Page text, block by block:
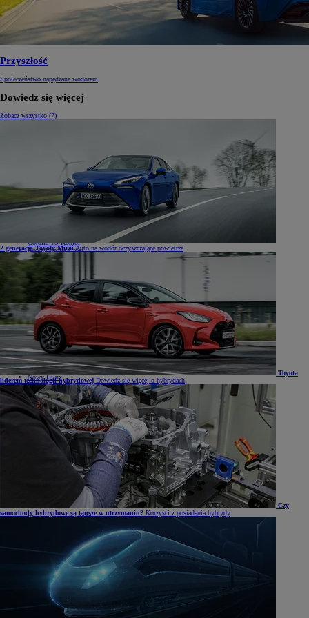
Przyszłość
Społeczeństwo napędzane wodorem
Dowiedz się więcej
Zobacz wszystko (7)
2 generacja Toyoty MiraiAuto na wodór oczyszczające powietrze
Toyota
liderem technologii hybrydowej Dowiedz się więcej o hybrydach
Czy
samochody hybrydowe są tańsze w utrzymaniu? Korzyści z posiadania hybrydy
Samochody osobowe
Nowe Aygo X
Yaris
GR Yaris
Yaris Cross
Nowy Yaris Cross
Corolla TS Kombi
Nowa Corolla Cross
Toyota C-HR
Toyota C-HR Plug-in
Nowa Toyota C-HR+
Nowa Toyota bZ4X
Nowa Toyota bZ4X Touring
Prius
Mirai
Nowy RAV4
Land Cruiser
Nowy GR GT
Samochody dostawcze
Hilux
Nowy Hilux
Nowy Hilux Electric
PROACE Max
PROACE
PROACE Verso
PROACE CITY
PROACE CITY Verso
Samochody używane
Umów się na jazdę testową
Zobacz wszystkie cenniki
Konfiguruj swoją Toyotę
Oferty specjalne i Finansowanie
Oferty specjalne i Finansowanie
Finał wyprzedaży 2025
Toyota Financial Services
Kredyt niższych rat Toyota Easy
Kredyt standardowy
Leasing standardowy
KINTO ONE